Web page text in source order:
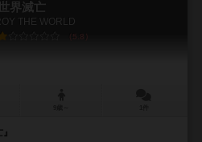
界滅亡
THE WORLD
5.8